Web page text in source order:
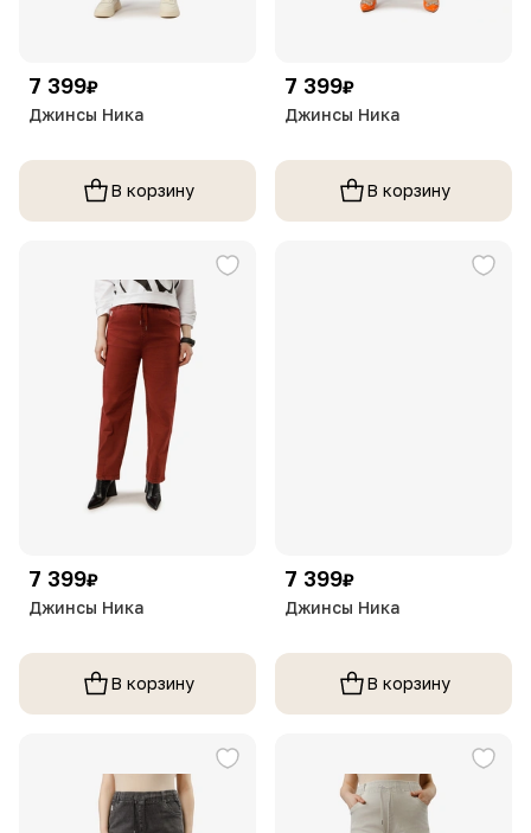
7 399₽
Джинсы Ника
В корзину
7 399₽
Джинсы Ника
В корзину
7 399₽
Джинсы Ника
В корзину
7 399₽
Джинсы Ника
В корзину